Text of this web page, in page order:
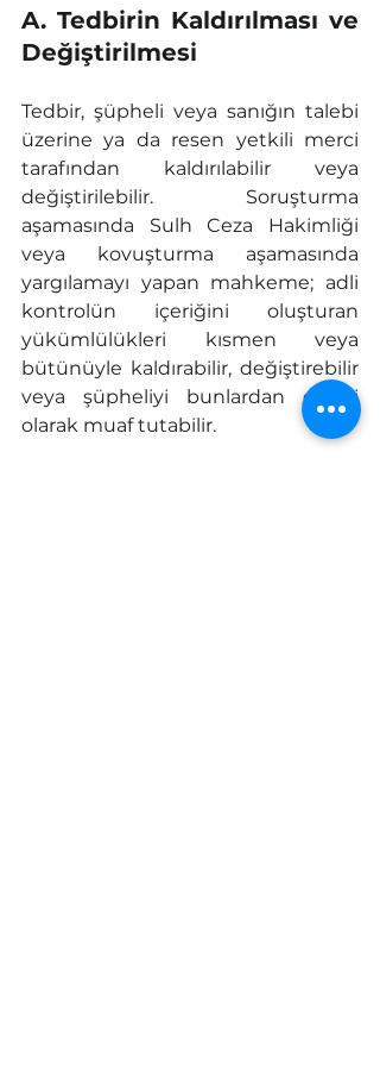
A. Tedbirin Kaldırılması ve
Değiştirilmesi
Tedbir, şüpheli veya sanığın talebi
üzerine ya da resen yetkili merci
tarafından kaldırılabilir veya
değiştirilebilir. Soruşturma
aşamasında Sulh Ceza Hakimliği
veya kovuşturma aşamasında
yargılamayı yapan mahkeme; adli
kontrolün içeriğini oluşturan
yükümlülükleri kısmen veya
bütünüyle kaldırabilir, değiştirebilir
veya şüpheliyi bunlardan geçici
olarak muaf tutabilir.